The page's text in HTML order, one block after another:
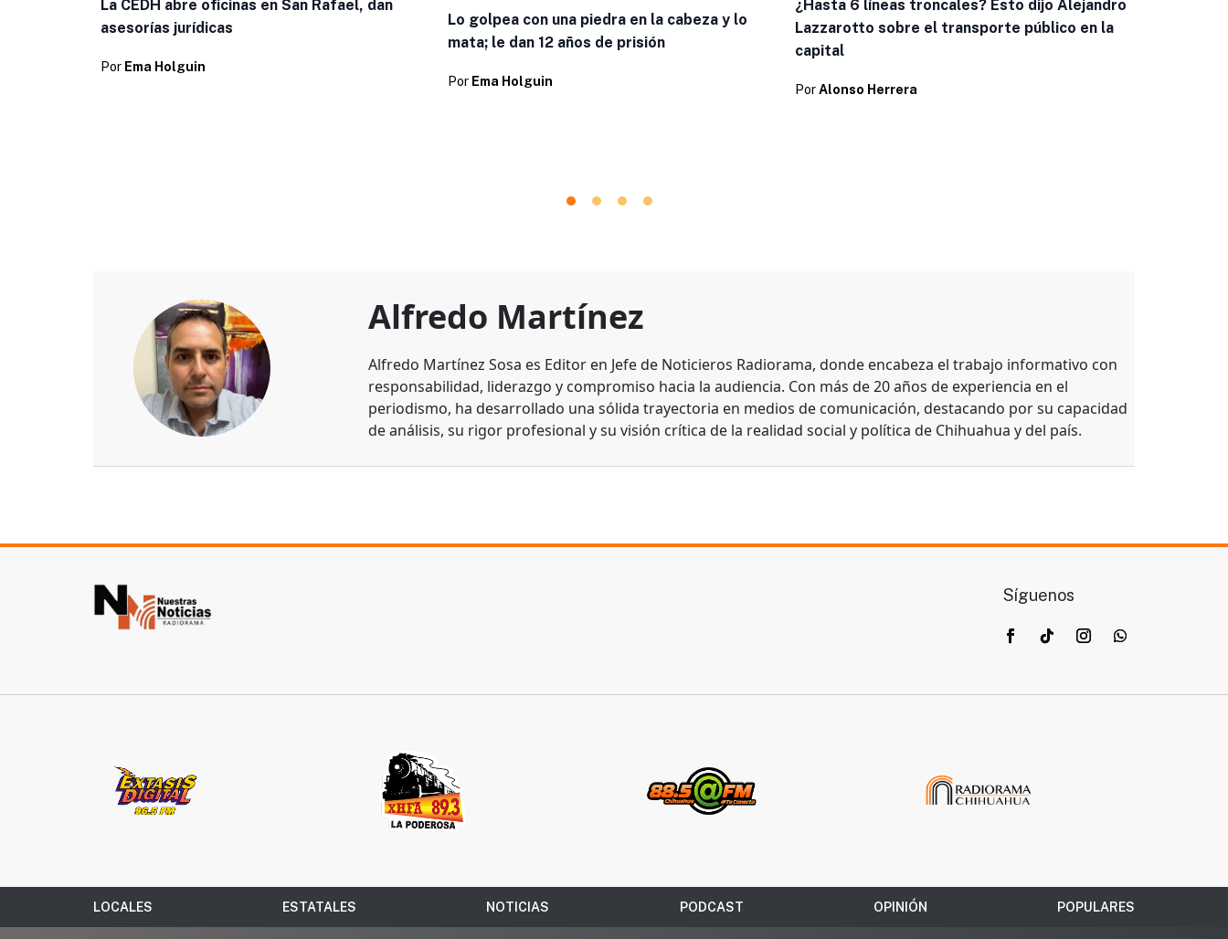
La CEDH abre oficinas en San Rafael, dan
asesorías jurídicas
Por Ema Holguin
Lo golpea con una piedra en la cabeza y lo
mata; le dan 12 años de prisión
Por Ema Holguin
¿Hasta 6 líneas troncales? Esto dijo Alejandro
Lazzarotto sobre el transporte público en la
capital
PorAlonso Herrera
Alfredo Martínez
Alfredo Martínez Sosa es Editor en Jefe de Noticieros Radiorama, donde encabeza el trabajo informativo con
responsabilidad, liderazgo y compromiso hacia la audiencia. Con más de 20 años de experiencia en el
periodismo, ha desarrollado una sólida trayectoria en medios de comunicación, destacando por su capacidad
de análisis, su rigor profesional y su visión crítica de la realidad social y política de Chihuahua y del país.
Síguenos
LOCALES ESTATALES NOTICIAS PODCAST OPINIÓN POPULARES